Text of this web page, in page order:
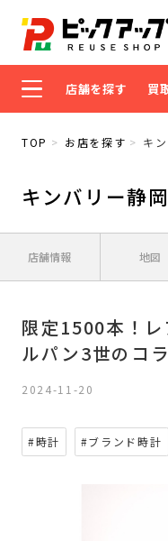
店舗を探す 買
TOP お店を探す キ
キンバリー静
店舗情報 地図
限定1500本！
ルパン3世のコ
2024-11-20
#時計 #ブランド時計